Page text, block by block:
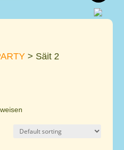
> Säit 2